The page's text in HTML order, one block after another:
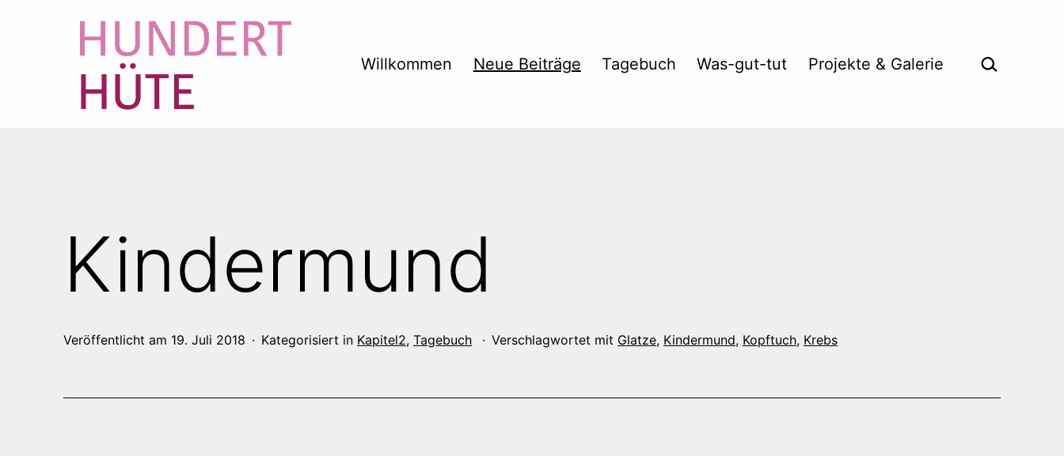
Willkommen Neue Beiträge Tagebuch Was-gut-tut Projekte & Galerie Suche …
Kindermund
Veröffentlicht am 19. Juli 2018 Kategorisiert in Kapitel2, Tagebuch Verschlagwortet mit Glatze, Kindermund, Kopftuch, Krebs